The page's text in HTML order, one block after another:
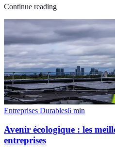
Continue reading
Entreprises Durables6 min
Avenir écologique : les
entreprises